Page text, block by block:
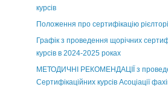
курсів
Положення про сертифікацію
Графік з проведення щорічних
курсів в 2024-2025 роках
МЕТОДИЧНІ РЕКОМЕНДАЦІЇ з
Сертифікаційних курсів Асоціації